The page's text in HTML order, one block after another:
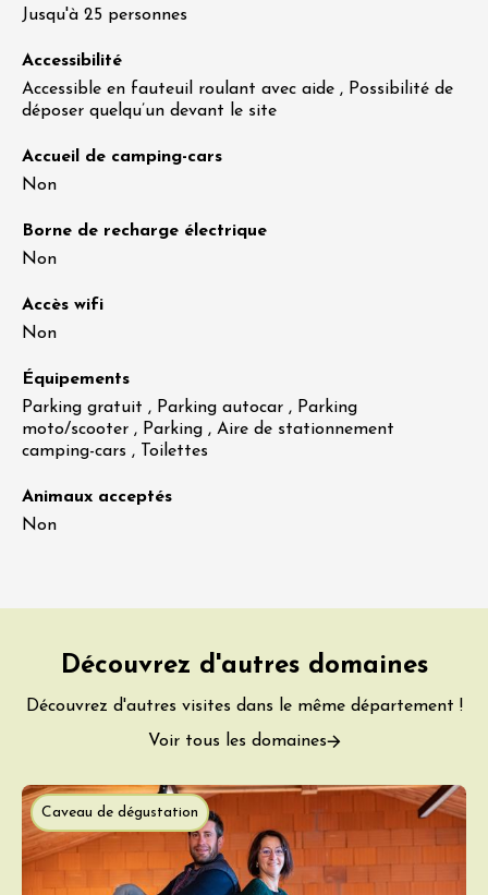
Jusqu'à 25 personnes
Accessibilité
Accessible en fauteuil roulant avec aide , Possibilité de
déposer quelqu’un devant le site
Accueil de camping-cars
Non
Borne de recharge électrique
Non
Accès wifi
Non
Équipements
Parking gratuit , Parking autocar , Parking
moto/scooter , Parking , Aire de stationnement
camping-cars , Toilettes
Animaux acceptés
Non
Découvrez d'autres domaines
Découvrez d'autres visites dans le même département !
Voir tous les domaines
Caveau de dégustation